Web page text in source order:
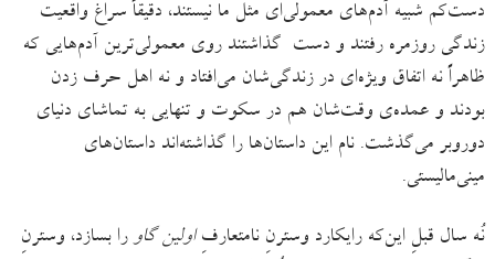
دست‌کم شبیه آدم‌های معمولی‌ای مثل ما نیستند، دقیقاً سراغ واقعیت
زندگی روزمره رفتند و دست گذاشتند روی معمولی‌ترین آدم‌هایی که
ظاهراً نه اتفاق ویژه‌ای در زندگی‌شان می‌افتاد و نه اهل حرف زدن
بودند و عمده‌ی وقت‌شان هم در سکوت و تنهایی به تماشای دنیای
دوروبر می‌گذشت. نام این داستان‌ها را گذاشته‌اند داستان‌های
مینی‌مالیستی.
نُه سال قبلِ این‌که رایکارد وسترنِ نامتعارفِاولین گاو را بسازد، وسترنِ